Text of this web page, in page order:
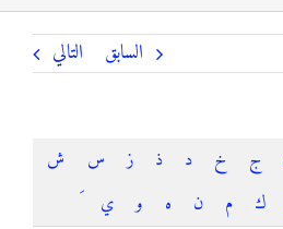
السابق التالي
ج خ د ذ ز س
ش
ك م ن ه و ي